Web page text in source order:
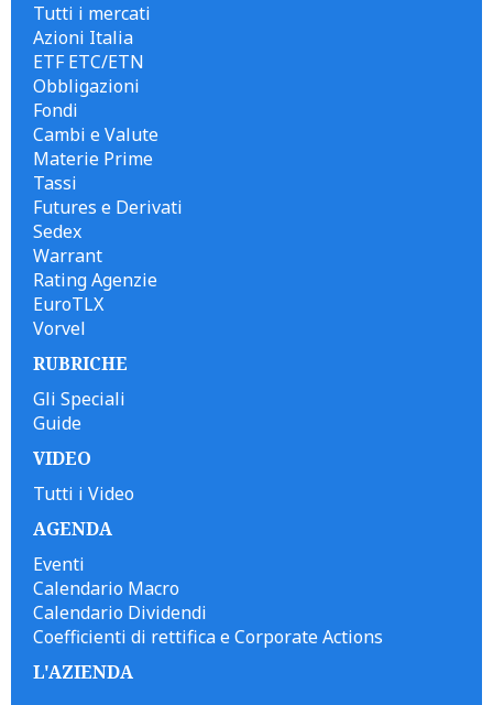
Tutti i mercati
Azioni Italia
ETF ETC/ETN
Obbligazioni
Fondi
Cambi e Valute
Materie Prime
Tassi
Futures e Derivati
Sedex
Warrant
Rating Agenzie
EuroTLX
Vorvel
RUBRICHE
Gli Speciali
Guide
VIDEO
Tutti i Video
AGENDA
Eventi
Calendario Macro
Calendario Dividendi
Coefficienti di rettifica e Corporate Actions
L'AZIENDA